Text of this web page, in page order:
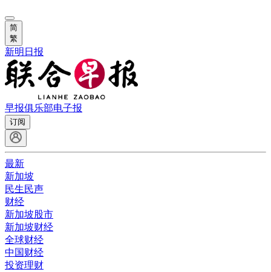
简
繁
新明日报
早报俱乐部电子报
订阅
最新
新加坡
民生民声
财经
新加坡股市
新加坡财经
全球财经
中国财经
投资理财